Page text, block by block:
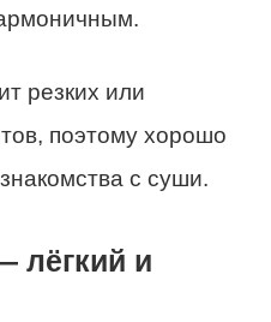
резких или
поэтому хорошо
с суши.
лёгкий и